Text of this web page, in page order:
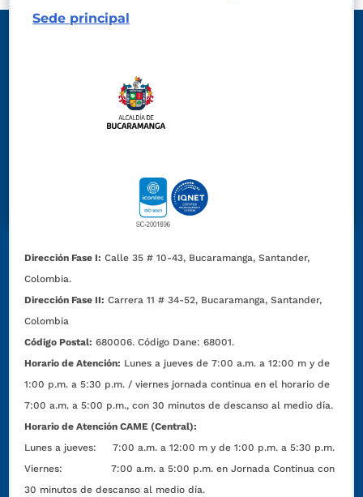
Sede principal
Dirección Fase I: Calle 35 # 10-43, Bucaramanga, Santander,
Colombia.
Dirección Fase II: Carrera 11 # 34-52, Bucaramanga, Santander,
Colombia
Código Postal: 680006. Código Dane: 68001.
Horario de Atención: Lunes a jueves de 7:00 a.m. a 12:00 m y de
1:00 p.m. a 5:30 p.m. / viernes jornada continua en el horario de
7:00 a.m. a 5:00 p.m., con 30 minutos de descanso al medio día.
Horario de Atención CAME (Central):
Lunes a jueves: 7:00 a.m. a 12:00 m y de 1:00 p.m. a 5:30 p.m.
Viernes: 7:00 a.m. a 5:00 p.m. en Jornada Continua con
30 minutos de descanso al medio día.